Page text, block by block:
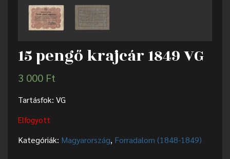
15 pengő krajcár 1849 VG
3 000 Ft
Tartásfok: VG
Elfogyott
Kategóriák: Magyarország, Forradalom (1848-1849)